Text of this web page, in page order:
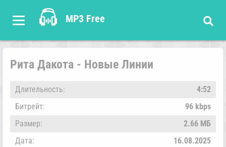
MP3 Free
Рита Дакота - Новые Линии
Длительность:
4:52
Битрейт:
96 kbps
Размер:
2.66 МБ
Дата:
16.08.2025